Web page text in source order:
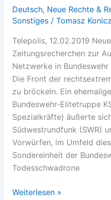
Deutsch, Neue Rechte &
Sonstiges/ Tomasz Konicz
Telepolis, 12.02.2019
Zeitungsrecherchen zur
Netzwerke in
Die Front der
zu bröckeln. Ein
Bundeswehr-Elitetruppe
Spezialkräfte) äußerte
Südwestrundfunk (SWR)
Vorwürfen, im Umfeld
Sondereinheit der
Todesschwadrone
KSK
Weiterlesen »